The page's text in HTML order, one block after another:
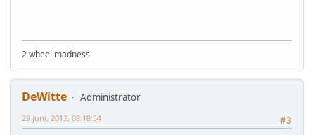
2 wheel madness
DeWitte
Administrator
#3
29 juni, 2013, 08:18:54